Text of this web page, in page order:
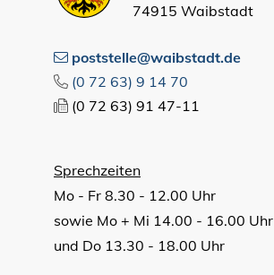
74915 Waibstadt
poststelle@waibstadt.de
(0 72 63) 9 14 70
(0 72 63) 91 47-11
Sprechzeiten
Mo - Fr 8.30 - 12.00 Uhr
sowie Mo + Mi 14.00 - 16.00 Uhr
und Do 13.30 - 18.00 Uhr